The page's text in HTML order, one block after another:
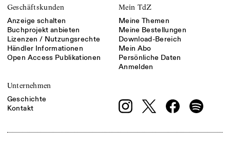
Geschäftskunden
Anzeige schalten
Buchprojekt anbieten
Lizenzen / Nutzungsrechte
Händler Informationen
Open Access Publikationen
Mein TdZ
Meine Themen
Meine Bestellungen
Download-Bereich
Mein Abo
Persönliche Daten
Anmelden
Unternehmen
Geschichte
Kontakt